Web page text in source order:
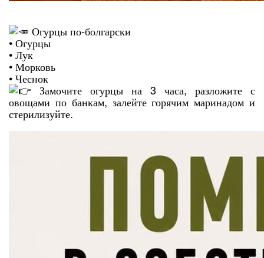
Огурцы по-болгарски
• Огурцы
• Лук
• Морковь
• Чеснок
Замочите огурцы на 3 часа, разложите с
овощами по банкам, залейте горячим маринадом и
стерилизуйте.